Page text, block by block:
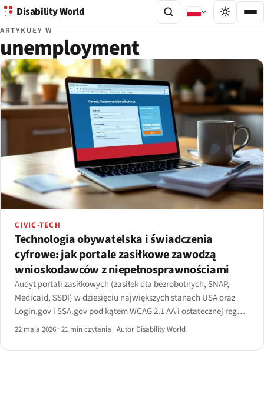
Disability World
ARTYKUŁY W
unemployment
CIVIC-TECH
Technologia obywatelska i świadczenia
cyfrowe: jak portale zasiłkowe zawodzą
wnioskodawców z niepełnosprawnościami
Audyt portali zasiłkowych (zasiłek dla bezrobotnych, SNAP,
Medicaid, SSDI) w dziesięciu największych stanach USA oraz
Login.gov i SSA.gov pod kątem WCAG 2.1 AA i ostatecznej reguły
DOJ Tytuł II z kwietnia 2024.
22 maja 2026 ·21 min czytania ·Autor Disability World